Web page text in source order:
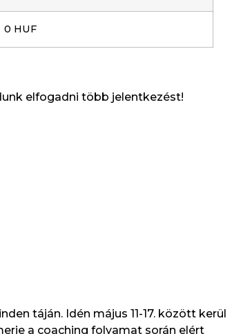
0 HUF
elfogadni több jelentkezést!
táján. Idén május 11-17. között kerül
a coaching folyamat során elért